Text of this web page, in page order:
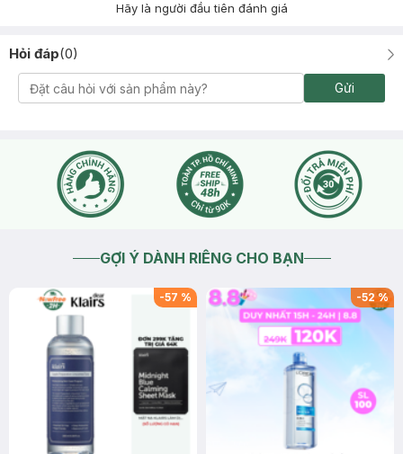
Hãy là người đầu tiên đánh giá
Hỏi đáp(0)
Gửi
GỢI Ý DÀNH RIÊNG CHO BẠN
-57 % -52%